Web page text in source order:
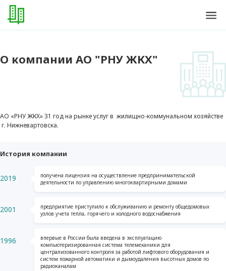
О компании АО "РНУ ЖКХ"
АО «РНУ ЖКХ» 31 год на рынке услуг в жилищно-коммунальном хозяйстве
г. Нижневартовска.
История компании
2019
получена лицензия на осуществление предпринимательской
деятельности по управлению многоквартирными домами
2001
предприятие приступило к обслуживанию и ремонту общедомовых
узлов учета тепла, горячего и холодного водоснабжения
1996
впервые в России была введена в эксплуатацию
компьютеризированная система телемеханики для
централизованного контроля за работой лифтового оборудования и
систем пожарной автоматики и дымоудаления высотных домов по
радиоканалам